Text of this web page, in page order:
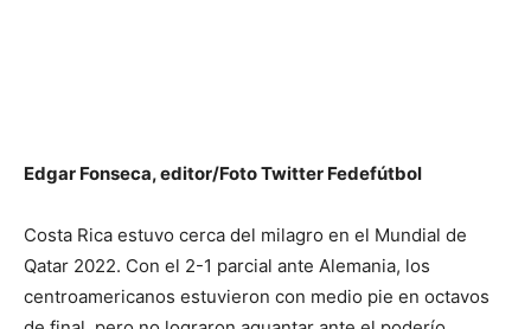
Edgar Fonseca, editor/Foto Twitter Fedefútbol
Costa Rica estuvo cerca del milagro en el Mundial de
Qatar 2022. Con el 2-1 parcial ante Alemania, los
centroamericanos estuvieron con medio pie en octavos